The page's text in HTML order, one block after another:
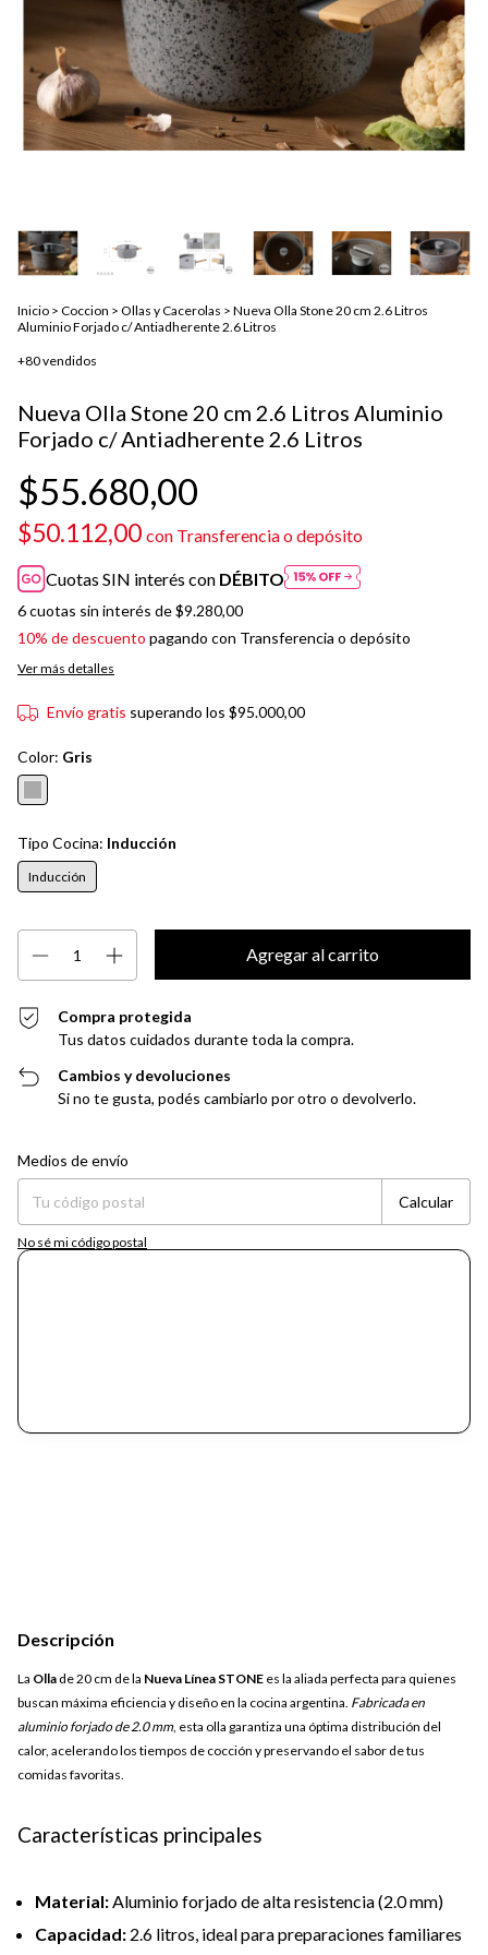
Inicio > Coccion > Ollas y Cacerolas > Nueva Olla Stone 20 cm 2.6 Litros
Aluminio Forjado c/ Antiadherente 2.6 Litros
+80 vendidos
Nueva Olla Stone 20 cm 2.6 Litros Aluminio
Forjado c/ Antiadherente 2.6 Litros
$55.680,00
$50.112,00 con Transferencia o depósito
Cuotas SIN interés con DÉBITO
6cuotas sin interés de$9.280,00
10% de descuento pagando con Transferencia o depósito
Ver más detalles
Envío gratis superando los $95.000,00
Color: Gris
Tipo Cocina: Inducción
Inducción
Compra protegida
Tus datos cuidados durante toda la compra.
Cambios y devoluciones
Si no te gusta, podés cambiarlo por otro o devolverlo.
Entregas para el CP:
Medios de envío
Calcular
No sé mi código postal
Descripción
La Olla de 20 cm de la Nueva Línea STONE es la aliada perfecta para quienes
buscan máxima eficiencia y diseño en la cocina argentina. Fabricada en
aluminio forjado de 2.0 mm, esta olla garantiza una óptima distribución del
calor, acelerando los tiempos de cocción y preservando el sabor de tus
comidas favoritas.
Características principales
Material:Aluminio forjado de alta resistencia (2.0 mm)
Capacidad: 2.6 litros, ideal para preparaciones familiares